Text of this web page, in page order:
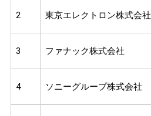
2 東京エレクトロン株式会社
3 ファナック株式会社
4 ソニーグループ株式会社